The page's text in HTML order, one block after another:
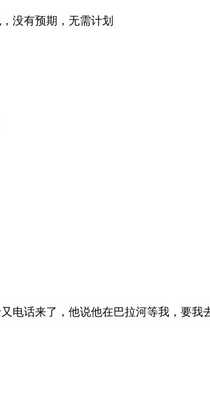
没有预期，无需计划
话来了，他说他在巴拉河等我，要我